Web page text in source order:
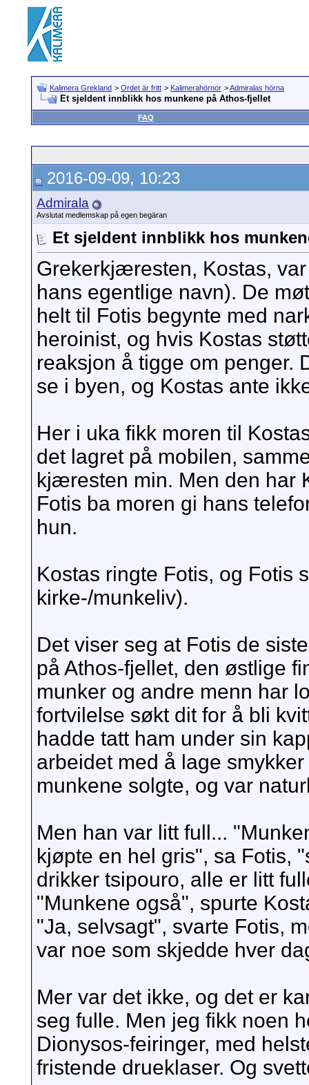
Kalimera Grekland > Ordet är fritt > Kalimerahörnor >Admiralas hörna
Et sjeldent innblikk hos munkene på Athos-fjellet
FAQ
2016-09-09, 10:23
Admirala
Avslutat medlemskap på egen begäran
Et sjeldent innblikk hos
Grekerkjæresten, Kostas,
hans egentlige navn). De
helt til Fotis begynte med
heroinist, og hvis Kostas
reaksjon å tigge om penger.
se i byen, og Kostas ante
Her i uka fikk moren til
det lagret på mobilen,
kjæresten min. Men den har
Fotis ba moren gi hans
hun.
Kostas ringte Fotis, og Fotis
kirke-/munkeliv).
Det viser seg at Fotis de
på Athos-fjellet, den østlige
munker og andre menn har
fortvilelse søkt dit for å bli
hadde tatt ham under sin
arbeidet med å lage
munkene solgte, og var
Men han var litt full...
kjøpte en hel gris", sa Fotis,
drikker tsipouro, alle er litt
"Munkene også", spurte
"Ja, selvsagt", svarte Fotis,
var noe som skjedde hver
Mer var det ikke, og det er
seg fulle. Men jeg fikk noen
Dionysos-feiringer, med
fristende drueklaser. Og